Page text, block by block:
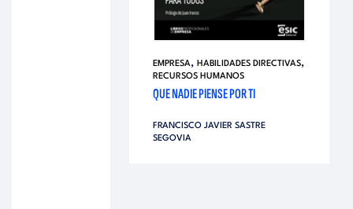
EMPRESA, HABILIDADES DIRECTIVAS,
RECURSOS HUMANOS
QUE NADIE PIENSE POR TI
FRANCISCO JAVIER SASTRE
SEGOVIA